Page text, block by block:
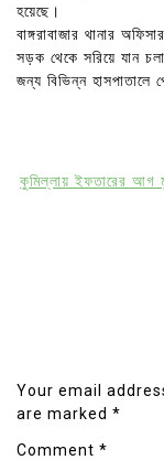
হয়েছে।
বাঙ্গরাবাজার থানার
সড়ক থেকে সরিয়ে যান
জন্য বিভিন্ন হাসপাতালে
কুমিল্লায় ইফতারের আগ
Your email
are marked *
Comment *